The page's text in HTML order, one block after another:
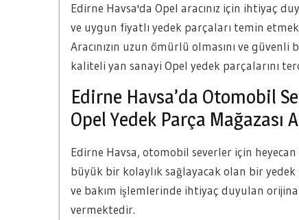
Edirne Havsa'da Opel aracınız için ihtiyaç
ve uygun fiyatlı yedek parçaları temin
Aracınızın uzun ömürlü olmasını ve
kaliteli yan sanayi Opel yedek parçalarını
Edirne Havsa’da Otomobil
Opel Yedek Parça Mağazası
Edirne Havsa, otomobil severler için
büyük bir kolaylık sağlayacak olan bir yedek
ve bakım işlemlerinde ihtiyaç duyulan
vermektedir.